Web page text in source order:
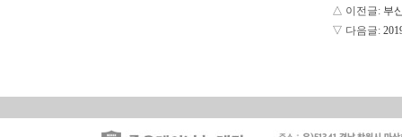
△ 이전글: 부
▽ 다음글: